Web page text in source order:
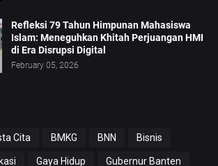
Refleksi 79 Tahun Himpunan Mahasiswa
Islam: Meneguhkan Khitah Perjuangan HMI
di Era Disrupsi Digital
February 05, 2026
Cita BMKG BNN Bisnis
Gaya Hidup Gubernur Banten